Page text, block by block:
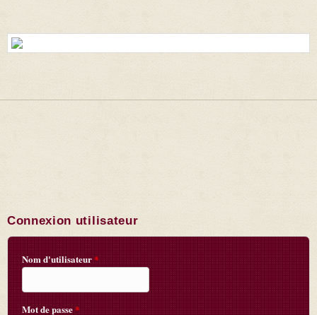
Connexion utilisateur
Nom d'utilisateur*
Mot de passe*